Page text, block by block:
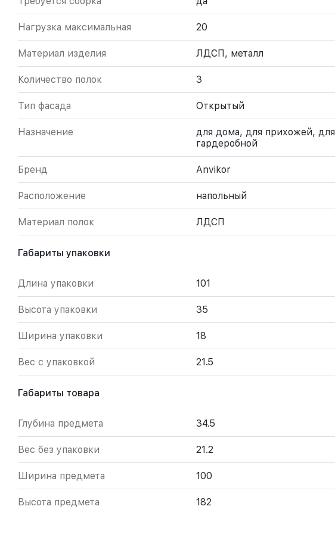
Нагрузка максимальная 20
Материал изделия ЛДСП, металл
Количество полок 3
Тип фасада Открытый
Назначение
для дома, для прихожей, для
гардеробной
Бренд Anvikor
Расположение напольный
Материал полок ЛДСП
Габариты упаковки
Длина упаковки 101
Высота упаковки 35
Ширина упаковки 18
Вес с упаковкой 21.5
Габариты товара
Глубина предмета 34.5
Вес без упаковки 21.2
Ширина предмета 100
Высота предмета 182